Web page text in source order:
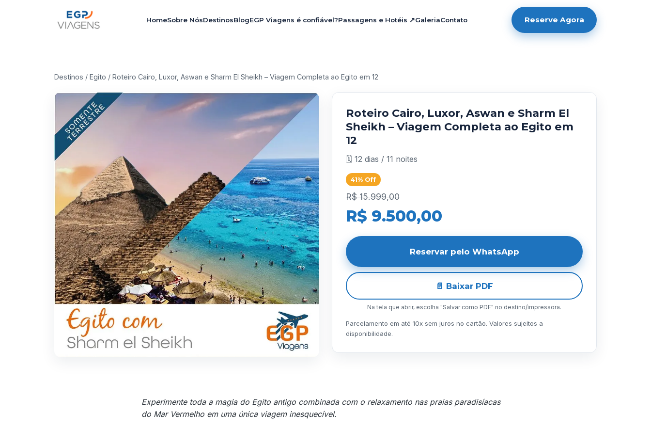
HomeSobre NósDestinosBlogEGP Viagens é confiável?Passagens e Hotéis ↗GaleriaContato Reserve Agora
Destinos / Egito / Roteiro Cairo, Luxor, Aswan e Sharm El Sheikh – Viagem Completa ao Egito em 12
Roteiro Cairo, Luxor, Aswan e Sharm El
Sheikh – Viagem Completa ao Egito em
12
🗓️ 12 dias / 11 noites
41% Off
R$ 15.999,00
R$ 9.500,00
Reservar pelo WhatsApp
📄 Baixar PDF
Na tela que abrir, escolha "Salvar como PDF" no destino/impressora.
Parcelamento em até 10x sem juros no cartão. Valores sujeitos a
disponibilidade.
Experimente toda a magia do Egito antigo combinada com o relaxamento nas praias paradisíacas
do Mar Vermelho em uma única viagem inesquecível.